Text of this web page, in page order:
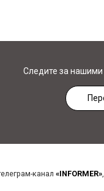
Следите за
канал «INFORMER»